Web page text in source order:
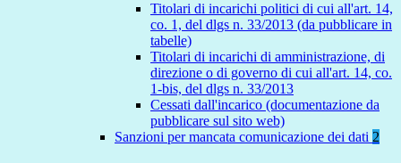
Titolari di incarichi politici di cui all'art. 14,
co. 1, del dlgs n. 33/2013 (da pubblicare in
tabelle)
Titolari di incarichi di amministrazione, di
direzione o di governo di cui all'art. 14, co.
1-bis, del dlgs n. 33/2013
Cessati dall'incarico (documentazione da
pubblicare sul sito web)
Sanzioni per mancata comunicazione dei dati 2